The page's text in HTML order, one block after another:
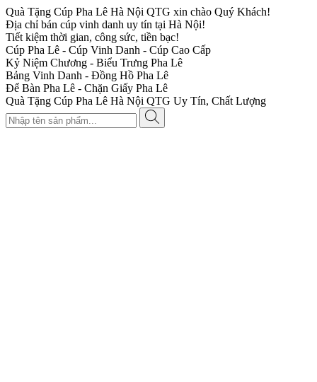
Quà Tặng Cúp Pha Lê Hà Nội QTG xin chào Quý Khách!
Địa chỉ bán cúp vinh danh uy tín tại Hà Nội!
Tiết kiệm thời gian, công sức, tiền bạc!
Cúp Pha Lê - Cúp Vinh Danh - Cúp Cao Cấp
Kỷ Niệm Chương - Biểu Trưng Pha Lê
Bảng Vinh Danh - Đồng Hồ Pha Lê
Để Bàn Pha Lê - Chặn Giấy Pha Lê
Quà Tặng Cúp Pha Lê Hà Nội QTG Uy Tín, Chất Lượng